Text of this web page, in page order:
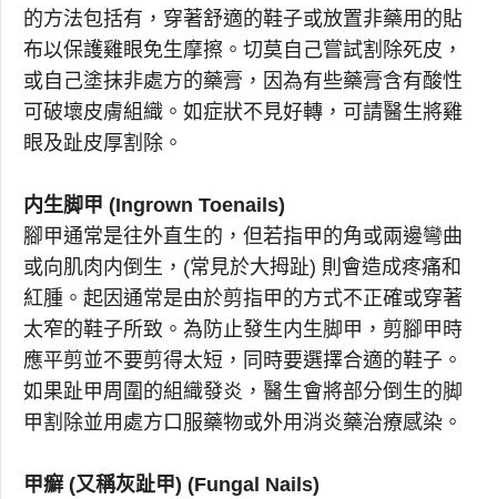
的方法包括有，穿著舒適的鞋子或放置非藥用的貼
布以保護雞眼免生摩擦。切莫自己嘗試割除死皮，
或自己塗抹非處方的藥膏，因為有些藥膏含有酸性
可破壞皮膚組織。如症狀不見好轉，可請醫生將雞
眼及趾皮厚割除。
内生脚甲 (Ingrown Toenails)
腳甲通常是往外直生的，但若指甲的角或兩邊彎曲
或向肌肉内倒生，(常見於大拇趾) 則會造成疼痛和
紅腫。起因通常是由於剪指甲的方式不正確或穿著
太窄的鞋子所致。為防止發生内生脚甲，剪腳甲時
應平剪並不要剪得太短，同時要選擇合適的鞋子。
如果趾甲周圍的組織發炎，醫生會將部分倒生的脚
甲割除並用處方口服藥物或外用消炎藥治療感染。
甲癬 (又稱灰趾甲) (Fungal Nails)